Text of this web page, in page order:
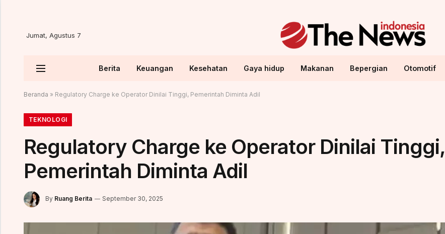
Jumat, Agustus 7
Berita Keuangan Kesehatan Gaya hidup Makanan Bepergian Otomotif
Beranda » Regulatory Charge ke Operator Dinilai Tinggi, Pemerintah Diminta Adil
TEKNOLOGI
Regulatory Charge ke Operator Dinilai Tinggi,
Pemerintah Diminta Adil
By Ruang Berita September 30, 2025